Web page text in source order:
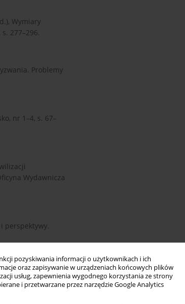
pozyskiwania informacji o użytkownikach i ich
oraz zapisywanie w urządzeniach końcowych plików
usług, zapewnienia wygodnego korzystania ze strony
i przetwarzane przez narzędzie Google Analytics
Wymiary
277–296.
Problemy
nr 1–4, s. 67–
Wydawnicza
perspektywy.
Problemy